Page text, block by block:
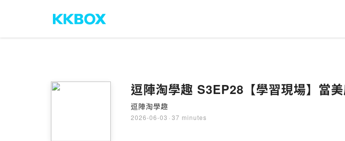
逗陣淘學趣 S3EP28【學習現場】當
逗陣淘學趣
2026-06-03 · 37 minutes